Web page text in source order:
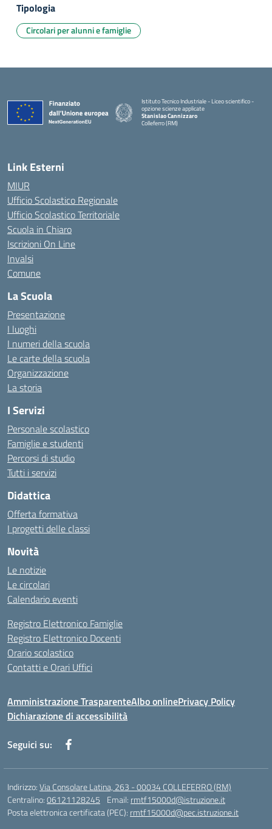
Tipologia
Circolari per alunni e famiglie
Istituto Tecnico Industriale - Liceo scientifico -
opzione scienze applicate
Stanislao Cannizzaro
Colleferro (RM)
Link Esterni
MIUR
Ufficio Scolastico Regionale
Ufficio Scolastico Territoriale
Scuola in Chiaro
Iscrizioni On Line
Invalsi
Comune
La Scuola
Presentazione
I luoghi
I numeri della scuola
Le carte della scuola
Organizzazione
La storia
I Servizi
Personale scolastico
Famiglie e studenti
Percorsi di studio
Tutti i servizi
Didattica
Offerta formativa
I progetti delle classi
Novità
Le notizie
Le circolari
Calendario eventi
Registro Elettronico Famiglie
Registro Elettronico Docenti
Orario scolastico
Contatti e Orari Uffici
Amministrazione TrasparenteAlbo onlinePrivacy Policy
Dichiarazione di accessibilità
Seguici su:
Indirizzo:Via Consolare Latina, 263 - 00034 COLLEFERRO (RM)
Centralino:06121128245 Email: rmtf15000d@istruzione.it
Posta elettronica certificata (PEC): rmtf15000d@pec.istruzione.it